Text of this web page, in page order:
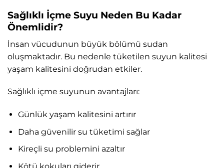
Sağlıklı İçme Suyu Neden Bu Kadar
Önemlidir?
İnsan vücudunun büyük bölümü sudan
oluşmaktadır. Bu nedenle tüketilen suyun kalitesi
yaşam kalitesini doğrudan etkiler.
Sağlıklı içme suyunun avantajları:
Günlük yaşam kalitesini artırır
Daha güvenilir su tüketimi sağlar
Kireçli su problemini azaltır